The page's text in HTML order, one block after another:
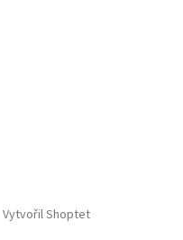
Vytvořil Shoptet